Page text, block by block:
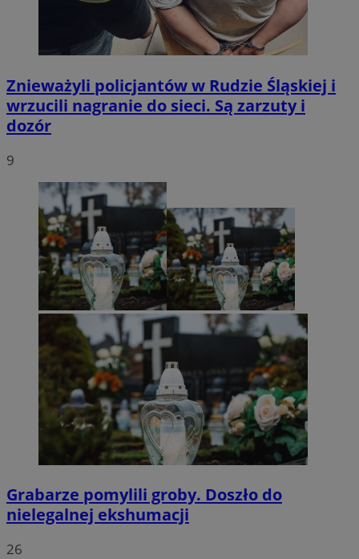
Znieważyli policjantów w Rudzie Śląskiej i
wrzucili nagranie do sieci. Są zarzuty i
dozór
9
Grabarze pomylili groby. Doszło do
nielegalnej ekshumacji
26